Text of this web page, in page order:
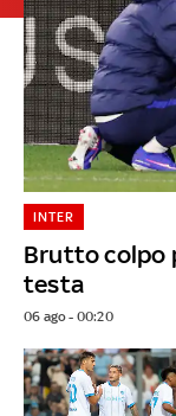
Brutto colpo
testa
INTER
06 ago - 00:20